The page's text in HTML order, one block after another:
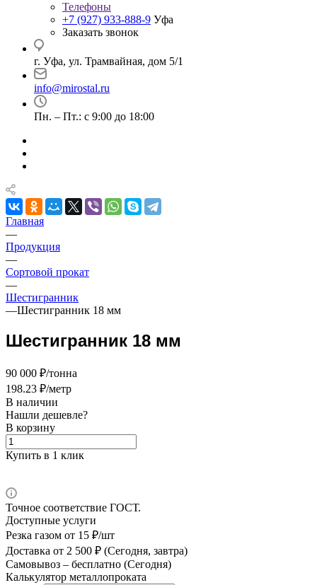
Телефоны
+7 (927) 933-888-9 Уфа
Заказать звонок
г. Уфа, ул. Трамвайная, дом 5/1
info@mirostal.ru
Пн. – Пт.: с 9:00 до 18:00
Главная
—
Продукция
—
Сортовой прокат
—
Шестигранник
—Шестигранник 18 мм
Шестигранник 18 мм
90 000 ₽/тонна
198.23 ₽/метр
В наличии
Нашли дешевле?
В корзину
Купить в 1 клик
Точное соответствие ГОСТ.
Доступные услуги
Резка газом от 15 ₽/шт
Доставка от 2 500 ₽ (Сегодня, завтра)
Самовывоз – бесплатно (Сегодня)
Калькулятор металлопроката